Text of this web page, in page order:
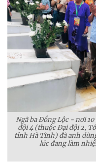
Ngã ba Đồng Lộc - nơi
đội 4 (thuộc Đại đội 2,
tỉnh Hà Tĩnh) đã anh
lúc đang làm